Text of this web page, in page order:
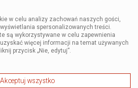
w celu analizy zachowań naszych gości,
spersonalizowanych treści.
są wykorzystywane w celu zapewnienia
uzyskać więcej informacji na temat używanych
przycisk „Nie, edytuj”.
Akceptuj wszystko